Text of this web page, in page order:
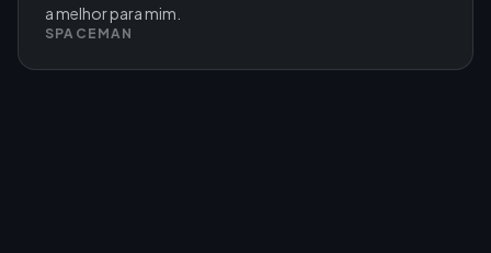
a melhor para mim.
SPACEMAN